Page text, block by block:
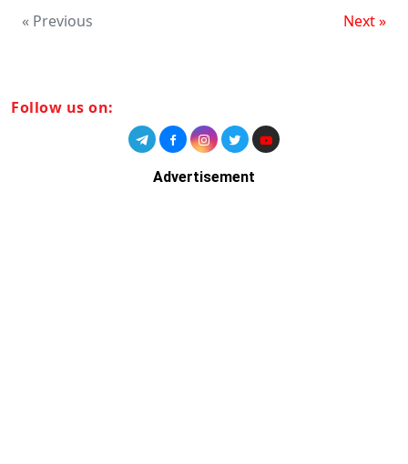
« Previous Next »
Follow us on:
Advertisement